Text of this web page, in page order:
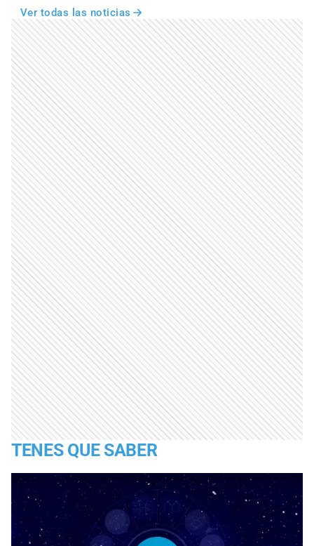
Ver todas las noticias
TENES QUE SABER